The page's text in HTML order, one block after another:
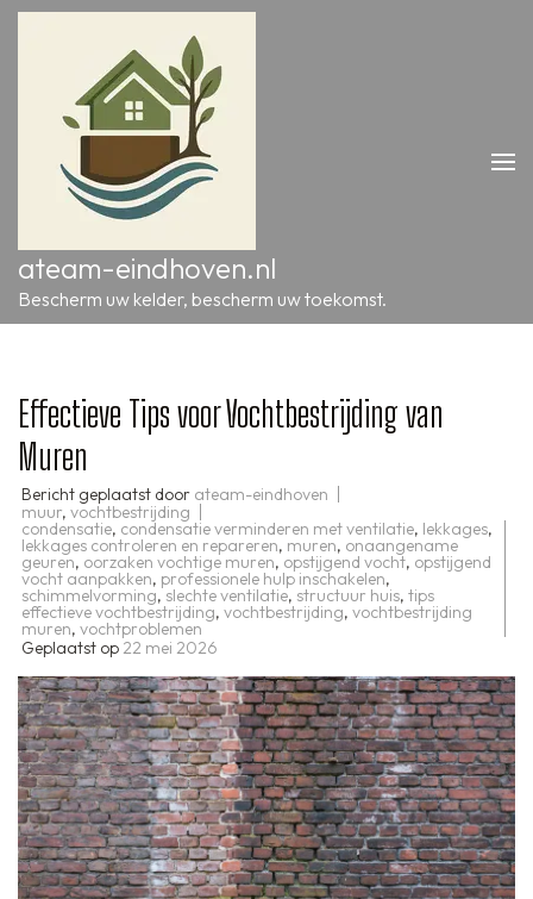
Ga
ateam-eindhoven.nl
Bescherm uw kelder, bescherm uw toekomst.
Effectieve Tips voor Vochtbestrijding van
Muren
Bericht geplaatst door ateam-eindhoven
muur, vochtbestrijding
condensatie, condensatie verminderen met ventilatie, lekkages,
lekkages controleren en repareren, muren, onaangename
geuren, oorzaken vochtige muren, opstijgend vocht, opstijgend
vocht aanpakken, professionele hulp inschakelen,
schimmelvorming, slechte ventilatie, structuur huis, tips
effectieve vochtbestrijding, vochtbestrijding, vochtbestrijding
muren, vochtproblemen
Geplaatst op 22 mei 2026